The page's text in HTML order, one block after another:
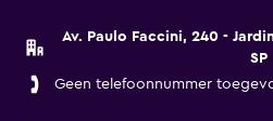
Av. Paulo Faccini, 240 -
SP
Geen telefoonnummer